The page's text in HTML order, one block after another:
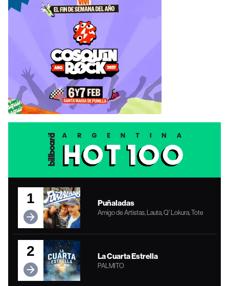
1 Puñaladas
Amigo de Artistas, Lauta, Q' Lokura, Tote
2 La Cuarta Estrella
PALMITO